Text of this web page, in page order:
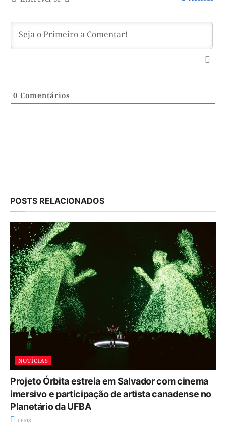
0 Comentários
POSTS RELACIONADOS
NOTÍCIAS
Projeto Órbita estreia em Salvador com cinema
imersivo e participação de artista canadense no
Planetário da UFBA
06/08